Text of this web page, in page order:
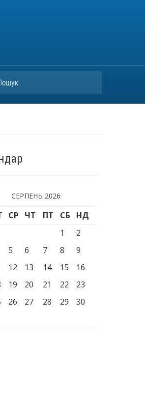
СЕРПЕНЬ 2026
СР ЧТ ПТ СБ
НД
1
2
5 6 7 8
9
12 13 14 15
16
19 20 21 22
23
26 27 28 29
30